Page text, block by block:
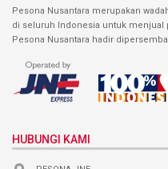
Pesona Nusantara merupakan
di seluruh Indonesia untuk
Pesona Nusantara hadir
HUBUNGI KAMI